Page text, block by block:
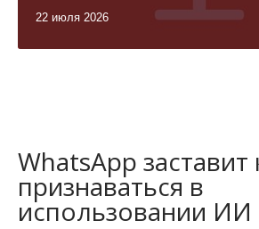
22 июля 2026
WhatsApp заставит
признаваться в
использовании ИИ